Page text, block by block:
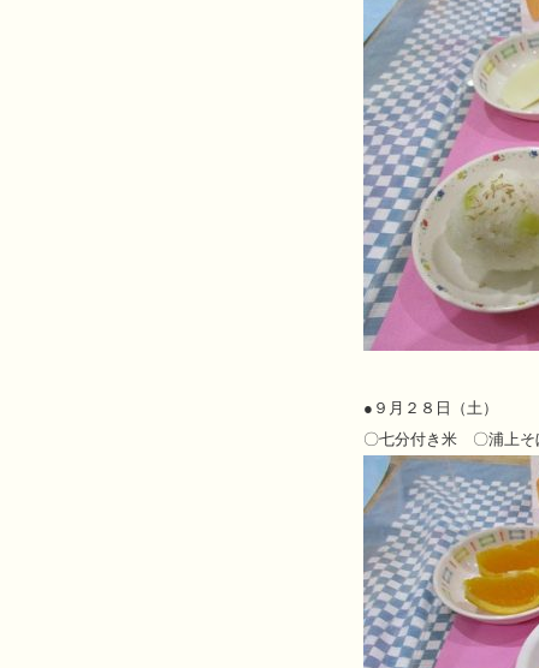
● ９月２８日（土）
〇七分付き米 〇浦上